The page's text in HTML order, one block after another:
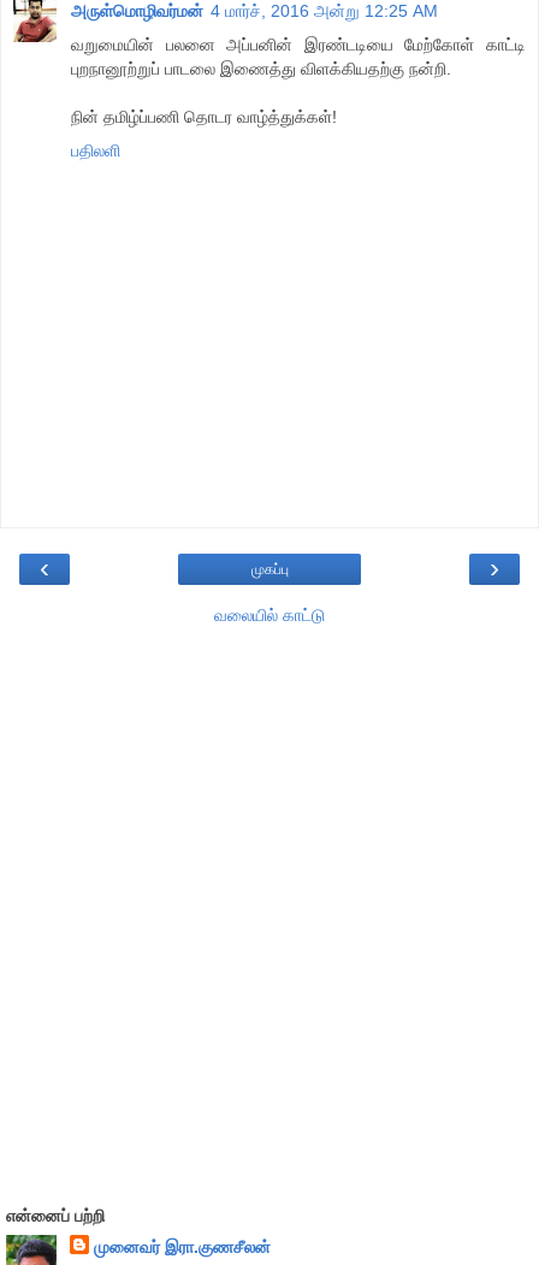
அருள்மொழிவர்மன் 4 மார்ச், 2016 அன்று 12:25 AM
வறுமையின் பலனை அப்பனின் இரண்டடியை மேற்கோள் காட்டி
புறநானூற்றுப் பாடலை இணைத்து விளக்கியதற்கு நன்றி.
நின் தமிழ்ப்பணி தொடர வாழ்த்துக்கள்!
பதிலளி
‹ ›
முகப்பு
வலையில் காட்டு
என்னைப் பற்றி
முனைவர் இரா.குணசீலன்